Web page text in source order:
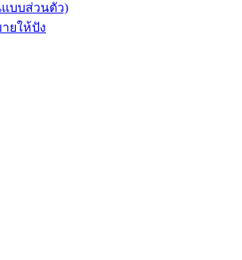
บบส่วนตัว)
ยให้ปัง